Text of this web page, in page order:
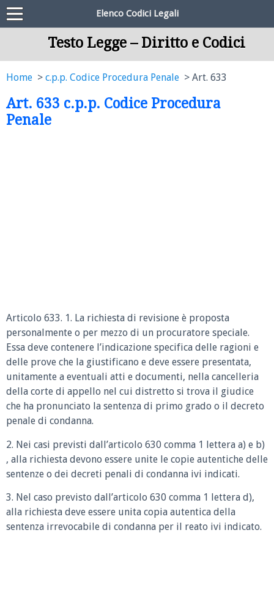
Elenco Codici Legali
Testo Legge – Diritto e Codici
Home c.p.p. Codice Procedura Penale Art. 633
Art. 633 c.p.p. Codice Procedura
Penale
Articolo 633. 1. La richiesta di revisione è proposta
personalmente o per mezzo di un procuratore speciale.
Essa deve contenere l’indicazione specifica delle ragioni e
delle prove che la giustificano e deve essere presentata,
unitamente a eventuali atti e documenti, nella cancelleria
della corte di appello nel cui distretto si trova il giudice
che ha pronunciato la sentenza di primo grado o il decreto
penale di condanna.
2. Nei casi previsti dall’articolo 630 comma 1 lettera a) e b)
, alla richiesta devono essere unite le copie autentiche delle
sentenze o dei decreti penali di condanna ivi indicati.
3. Nel caso previsto dall’articolo 630 comma 1 lettera d),
alla richiesta deve essere unita copia autentica della
sentenza irrevocabile di condanna per il reato ivi indicato.